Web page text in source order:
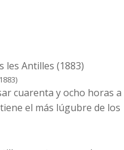
cuarenta y ocho horas a
el más lúgubre de los